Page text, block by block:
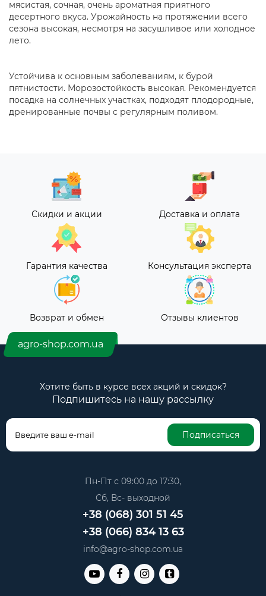
мясистая, сочная, очень ароматная приятного
десертного вкуса. Урожайность на протяжении всего
сезона высокая, несмотря на засушливое или холодное
лето.
Устойчива к основным заболеваниям, к бурой
пятнистости. Морозостойкость высокая. Рекомендуется
посадка на солнечных участках, подходят плодородные,
дренированные почвы с регулярным поливом.
Скидки и акции Доставка и оплата
Гарантия качества Консультация эксперта
Возврат и обмен Отзывы клиентов
agro-shop.com.ua
Хотите быть в курсе всех акций и скидок?
Подпишитесь на нашу рассылку
Подписаться
Пн-Пт с 09:00 до 17:30,
Сб, Вс- выходной
+38 (068) 301 51 45
+38 (066) 834 13 63
info@agro-shop.com.ua